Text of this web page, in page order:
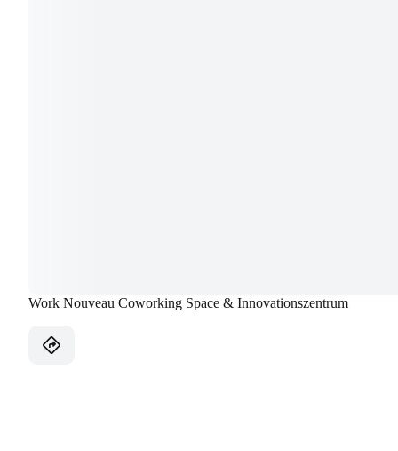
Work Nouveau Coworking Space & Innovationszentrum